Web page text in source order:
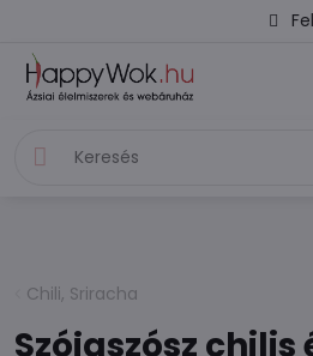
Chili, Sriracha
Szójaszósz chilis